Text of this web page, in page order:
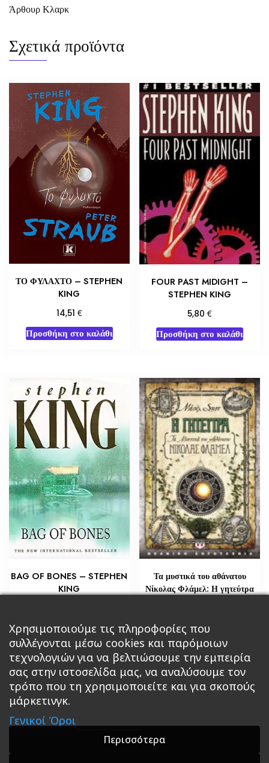
Άρθουρ Κλαρκ
Σχετικά προϊόντα
ΤΟ ΦΥΛΑΧΤΟ – STEPHEN
KING
14,51 €
Προσθήκη στο καλάθι
FOUR PAST MIDIGHT –
STEPHEN KING
5,80€
Προσθήκη στο καλάθι
BAG OF BONES – STEPHEN
KING
Διαβάστε περισσότερα
Τα μυστικά του αθάνατου
Νίκολας Φλάμελ: Η γητεύτρα
Διαβάστε περισσότερα
Κεντρική Βιβλία
Roleplaying Games Ψυχαγωγία Εκδόσεις Βάρδος
Σε Προσφορά
Χρησιμοποιούμε τις πληροφορίες που
συλλέγονται μέσω cookies και παρόμοιων
τεχνολογιών για να βελτιώσουμε την εμπειρία
σας στην ιστοσελίδα μας, να αναλύσουμε τον
τρόπο που τη χρησιμοποιείτε και για σκοπούς
μάρκετινγκ.
Γενικοί Όροι
Περισσότερα